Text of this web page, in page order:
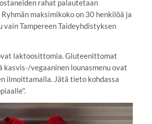
rahat palautetaan
maksimikoko on 30 henkilöä ja
vain Tampereen Taideyhdistyksen
laktoosittomia. Gluteenittomat
kasvis-/vegaaninen lounasmenu ovat
ilmoittamalla. Jätä tieto kohdassa